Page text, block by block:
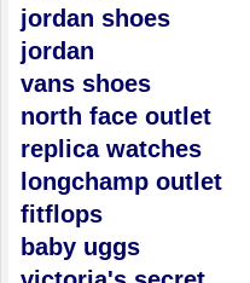
jordan shoes
jordan
vans shoes
north face outlet
replica watches
longchamp outlet
fitflops
baby uggs